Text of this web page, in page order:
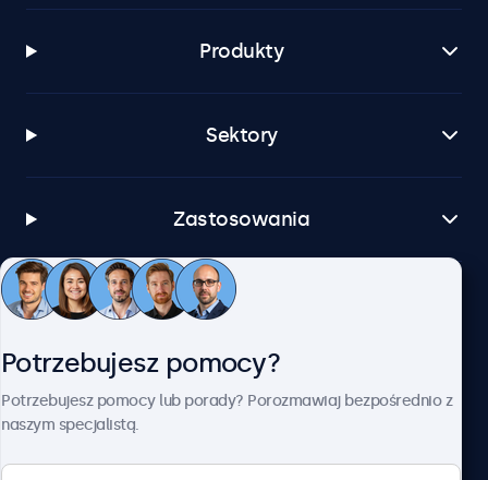
Produkty
Sektory
Zastosowania
Obsługa klienta
Potrzebujesz pomocy?
Potrzebujesz pomocy lub porady? Porozmawiaj bezpośrednio z
naszym specjalistą.